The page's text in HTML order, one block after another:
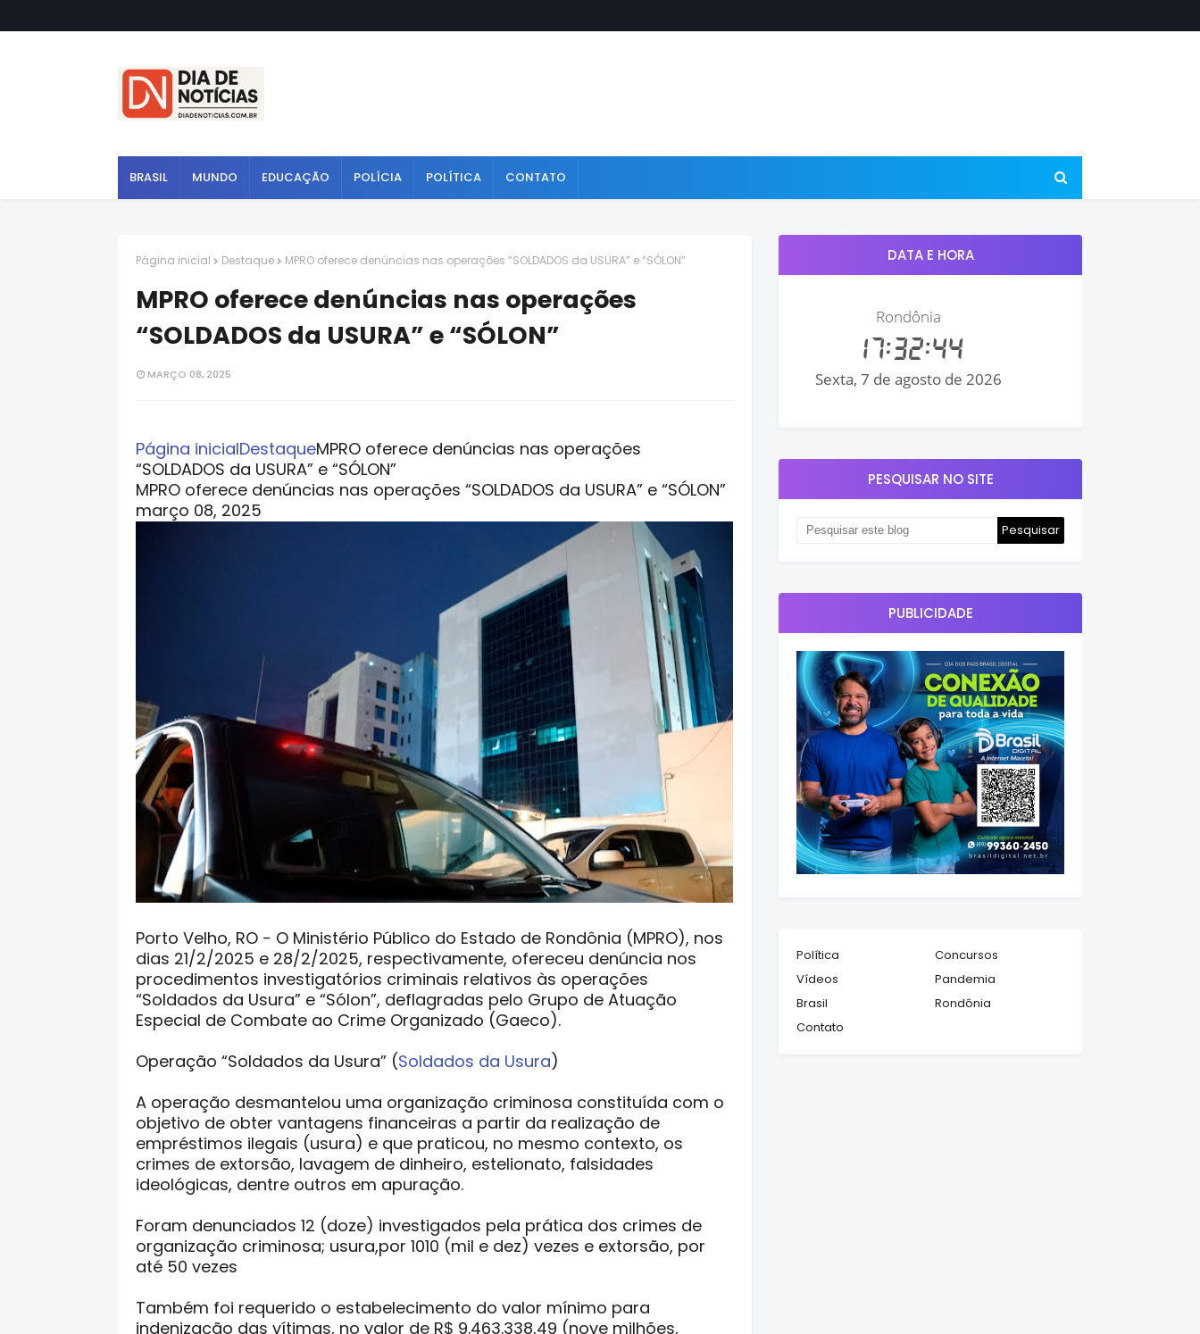
BRASIL MUNDO EDUCAÇÃO POLÍCIA POLÍTICA CONTATO
Página inicial Destaque MPRO oferece denúncias nas operações “SOLDADOS da USURA” e “SÓLON”
MPRO oferece denúncias nas operações
“SOLDADOS da USURA” e “SÓLON”
MARÇO 08, 2025
Página inicialDestaqueMPRO oferece denúncias nas operações
“SOLDADOS da USURA” e “SÓLON”
MPRO oferece denúncias nas operações “SOLDADOS da USURA” e “SÓLON”
março 08, 2025
Porto Velho, RO - O Ministério Público do Estado de Rondônia (MPRO), nos
dias 21/2/2025 e 28/2/2025, respectivamente, ofereceu denúncia nos
procedimentos investigatórios criminais relativos às operações
“Soldados da Usura” e “Sólon”, deflagradas pelo Grupo de Atuação
Especial de Combate ao Crime Organizado (Gaeco).
Operação “Soldados da Usura” (Soldados da Usura)
A operação desmantelou uma organização criminosa constituída com o
objetivo de obter vantagens financeiras a partir da realização de
empréstimos ilegais (usura) e que praticou, no mesmo contexto, os
crimes de extorsão, lavagem de dinheiro, estelionato, falsidades
ideológicas, dentre outros em apuração.
Foram denunciados 12 (doze) investigados pela prática dos crimes de
organização criminosa; usura,por 1010 (mil e dez) vezes e extorsão, por
até 50 vezes
Também foi requerido o estabelecimento do valor mínimo para
indenização das vítimas, no valor de R$ 9.463.338,49 (nove milhões,
DATA E HORA
PESQUISAR NO SITE
PUBLICIDADE
Política
Concursos
Vídeos
Pandemia
Brasil
Rondônia
Contato